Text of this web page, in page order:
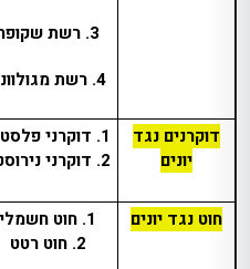
3. רשת שקופה
4. רשת מגולוונת
דוקרנים נגד
יונים
1. דוקרני פלסטיק
2. דוקרני נירוסטה
חוט נגד יונים
1. חוט חשמלי
2. חוט רטט